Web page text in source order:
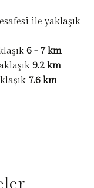
ile yaklaşık
6 - 7 km
9.2 km
7.6 km